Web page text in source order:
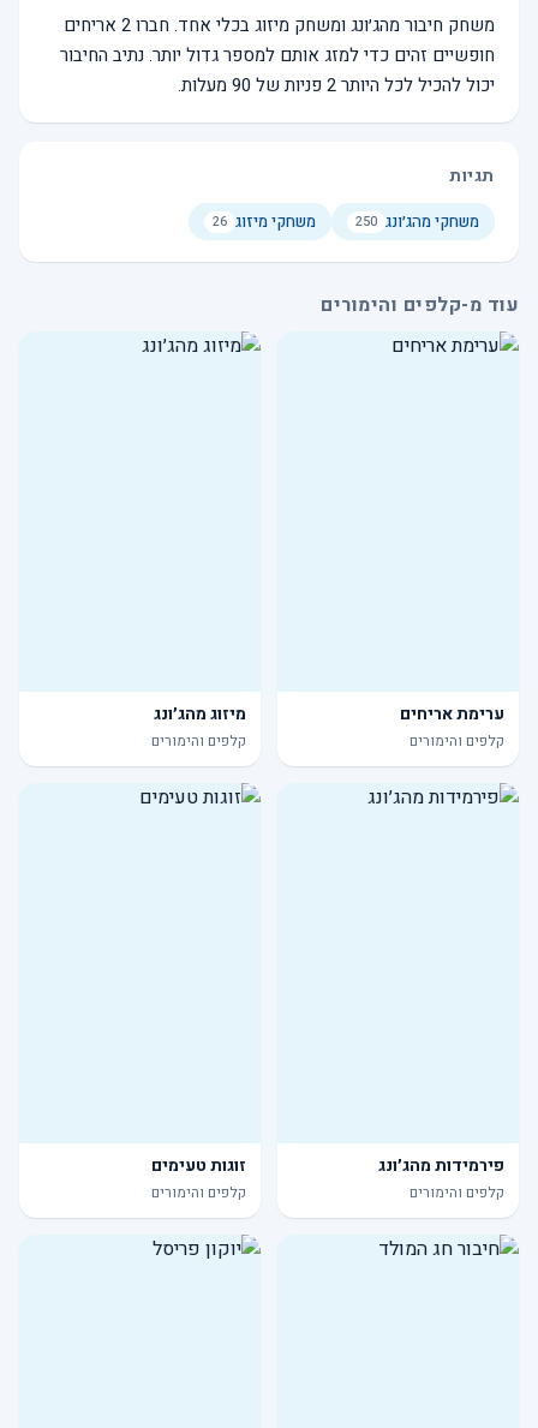
משחק חיבור מהג׳ונג ומשחק מיזוג בכלי אחד. חברו 2 אריחים
חופשיים זהים כדי למזג אותם למספר גדול יותר. נתיב החיבור
יכול להכיל לכל היותר 2 פניות של 90 מעלות.
תגיות
משחקי מהג׳ונג 250 משחקי מיזוג 26
עוד מ-קלפים והימורים
ערימת אריחים
קלפים והימורים
מיזוג מהג׳ונג
קלפים והימורים
פירמידות מהג׳ונג
קלפים והימורים
זוגות טעימים
קלפים והימורים